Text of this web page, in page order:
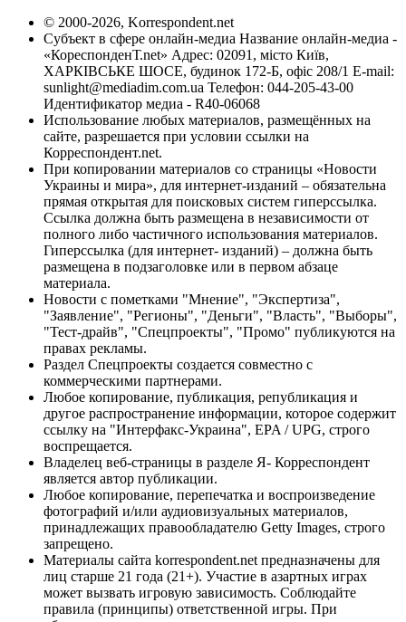
© 2000-2026, Korrespondent.net
Субъект в сфере онлайн-медиа Название онлайн-медиа -
«КореспонденТ.net» Адрес: 02091, місто Київ,
ХАРКІВСЬКЕ ШОСЕ, будинок 172-Б, офіс 208/1 E-mail:
sunlight@mediadim.com.ua Телефон: 044-205-43-00
Идентификатор медиа - R40-06068
Использование любых материалов, размещённых на
сайте, разрешается при условии ссылки на
Корреспондент.net.
При копировании материалов со страницы «Новости
Украины и мира», для интернет-изданий – обязательна
прямая открытая для поисковых систем гиперссылка.
Ссылка должна быть размещена в независимости от
полного либо частичного использования материалов.
Гиперссылка (для интернет- изданий) – должна быть
размещена в подзаголовке или в первом абзаце
материала.
Новости с пометками "Мнение", "Экспертиза",
"Заявление", "Регионы", "Деньги", "Власть", "Выборы",
"Тест-драйв", "Спецпроекты", "Промо" публикуются на
правах рекламы.
Раздел Спецпроекты создается совместно с
коммерческими партнерами.
Любое копирование, публикация, републикация и
другое распространение информации, которое содержит
ссылку на "Интерфакс-Украина", EPA / UPG, строго
воспрещается.
Владелец веб-страницы в разделе Я- Корреспондент
является автор публикации.
Любое копирование, перепечатка и воспроизведение
фотографий и/или аудиовизуальных материалов,
принадлежащих правообладателю Getty Images, строго
запрещено.
Материалы сайта korrespondent.net предназначены для
лиц старше 21 года (21+). Участие в азартных играх
может вызвать игровую зависимость. Соблюдайте
правила (принципы) ответственной игры. При